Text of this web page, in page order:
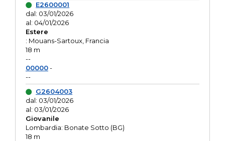
E2600001
dal: 03/01/2026
al: 04/01/2026
Estere
: Mouans-Sartoux, Francia
18 m
--
00000-
--
G2604003
dal: 03/01/2026
al: 03/01/2026
Giovanile
Lombardia: Bonate Sotto (BG)
18 m